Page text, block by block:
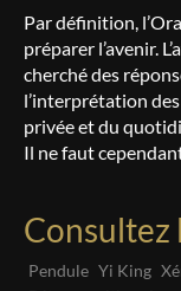
Par définition,
préparer l’avenir.
cherché des
l’interprétation
privée et du
Il ne faut
Consultez
Pendule Yi King